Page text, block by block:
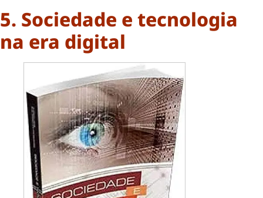
5. Sociedade e tecnologia
na era digital